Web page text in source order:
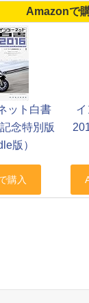
Amazonで
ット白書
念特別版
版）